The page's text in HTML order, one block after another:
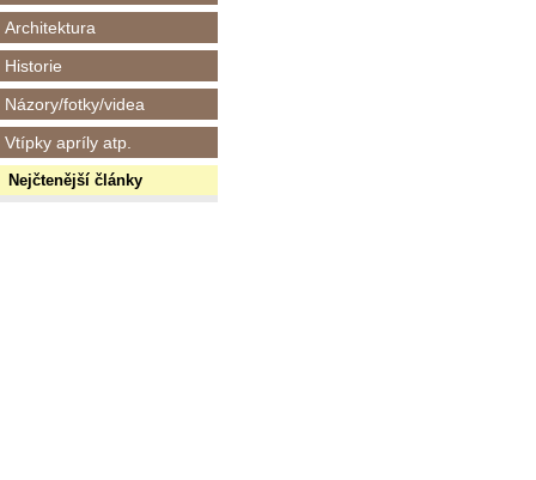
Architektura
Historie
Názory/fotky/videa
Vtípky apríly atp.
Nejčtenější články